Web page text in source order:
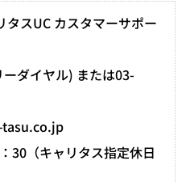
タスUC カスタマーサポー
ダイヤル) または03-
30（キャリタス指定休日